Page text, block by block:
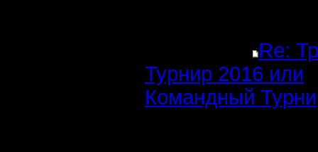
Re:
Турнир 2016 или
Командный